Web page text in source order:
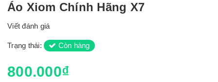
Áo Xiom Chính Hãng X7
Viết đánh giá
Trạng thái: Còn hàng
800.000₫